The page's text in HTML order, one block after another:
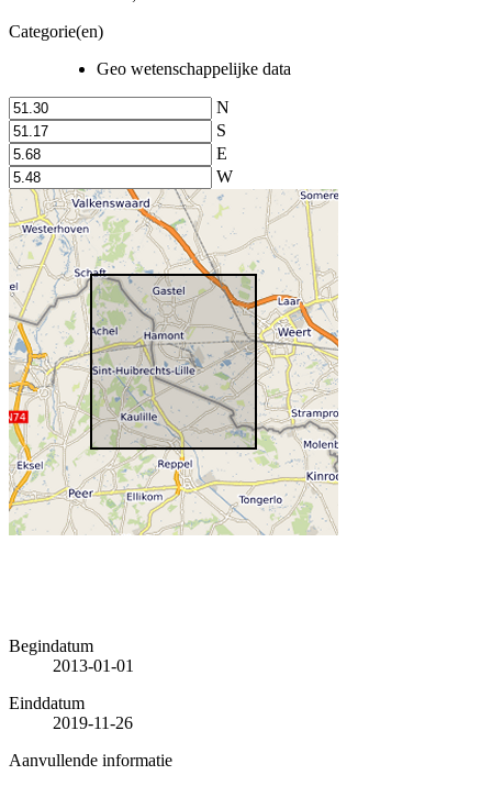
Categorie(en)
Geo wetenschappelijke data
N
S
E
W
Begindatum
2013-01-01
Einddatum
2019-11-26
Aanvullende informatie